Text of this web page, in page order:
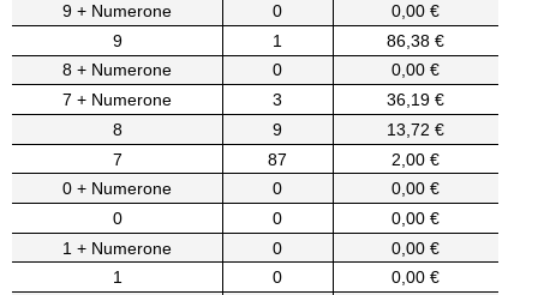
9 + Numerone
0
0,00 €
9
1
86,38 €
8 + Numerone
0
0,00 €
7 + Numerone
3
36,19 €
8
9
13,72 €
7
87
2,00 €
0 + Numerone
0
0,00 €
0
0
0,00 €
1 + Numerone
0
0,00 €
1
0
0,00 €